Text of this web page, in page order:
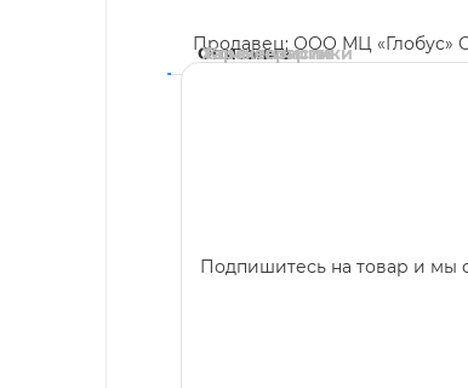
Продавец: ООО МЦ «Глобус»
Подпишитесь на товар и мы
Описание
Характеристики
Комментарии